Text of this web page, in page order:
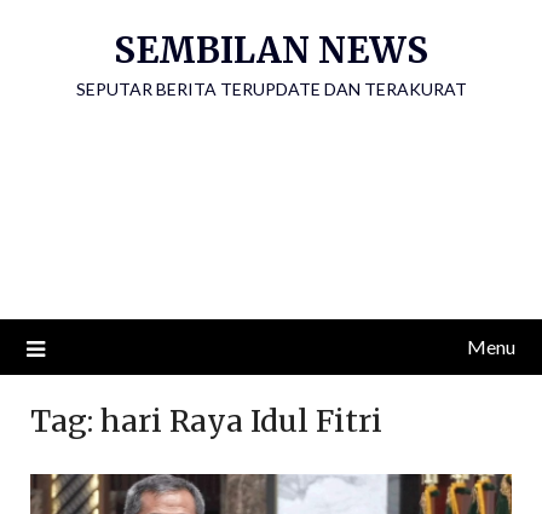
SEMBILAN NEWS
SEPUTAR BERITA TERUPDATE DAN TERAKURAT
Menu
Tag: hari Raya Idul Fitri